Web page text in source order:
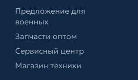
Предложение для
военных
Запчасти оптом
Сервисный центр
Магазин техники